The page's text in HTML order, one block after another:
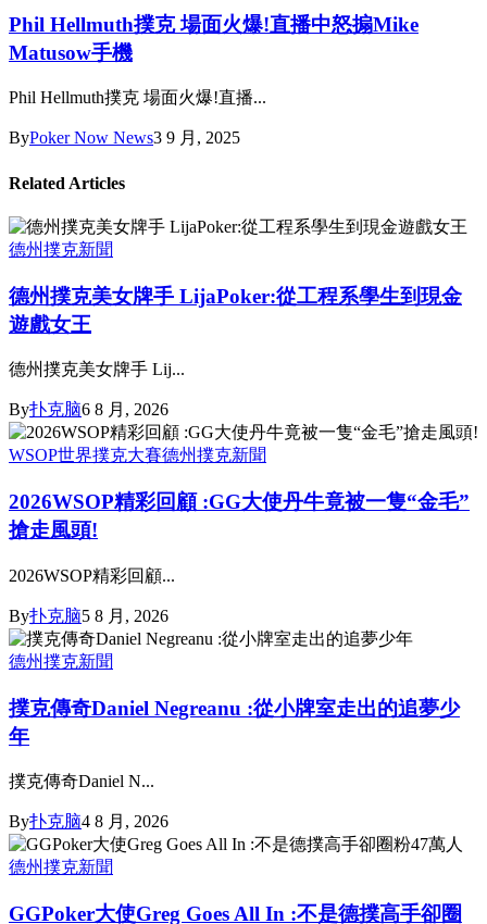
Phil Hellmuth撲克 場面火爆!直播中怒搧Mike
Matusow手機
Phil Hellmuth撲克 場面火爆!直播...
ByPoker Now News3 9 月, 2025
Related Articles
德州撲克新聞
德州撲克美女牌手 LijaPoker:從工程系學生到現金
遊戲女王
德州撲克美女牌手 Lij...
By扑克脑6 8 月, 2026
WSOP世界撲克大賽德州撲克新聞
2026WSOP精彩回顧 :GG大使丹牛竟被一隻“金毛”
搶走風頭!
2026WSOP精彩回顧...
By扑克脑5 8 月, 2026
德州撲克新聞
撲克傳奇Daniel Negreanu :從小牌室走出的追夢少
年
撲克傳奇Daniel N...
By扑克脑4 8 月, 2026
德州撲克新聞
GGPoker大使Greg Goes All In :不是德撲高手卻圈